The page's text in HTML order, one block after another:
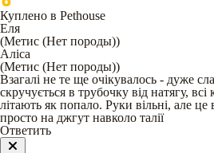
Куплено в Pethouse
Еля
(Метис (Нет породы))
Аліса
(Метис (Нет породы))
Взагалі не те ще очікувалось - дуже
скручується в трубочку від натягу,
літають як попало. Руки вільні, але це
просто на джгут навколо талії
Ответить